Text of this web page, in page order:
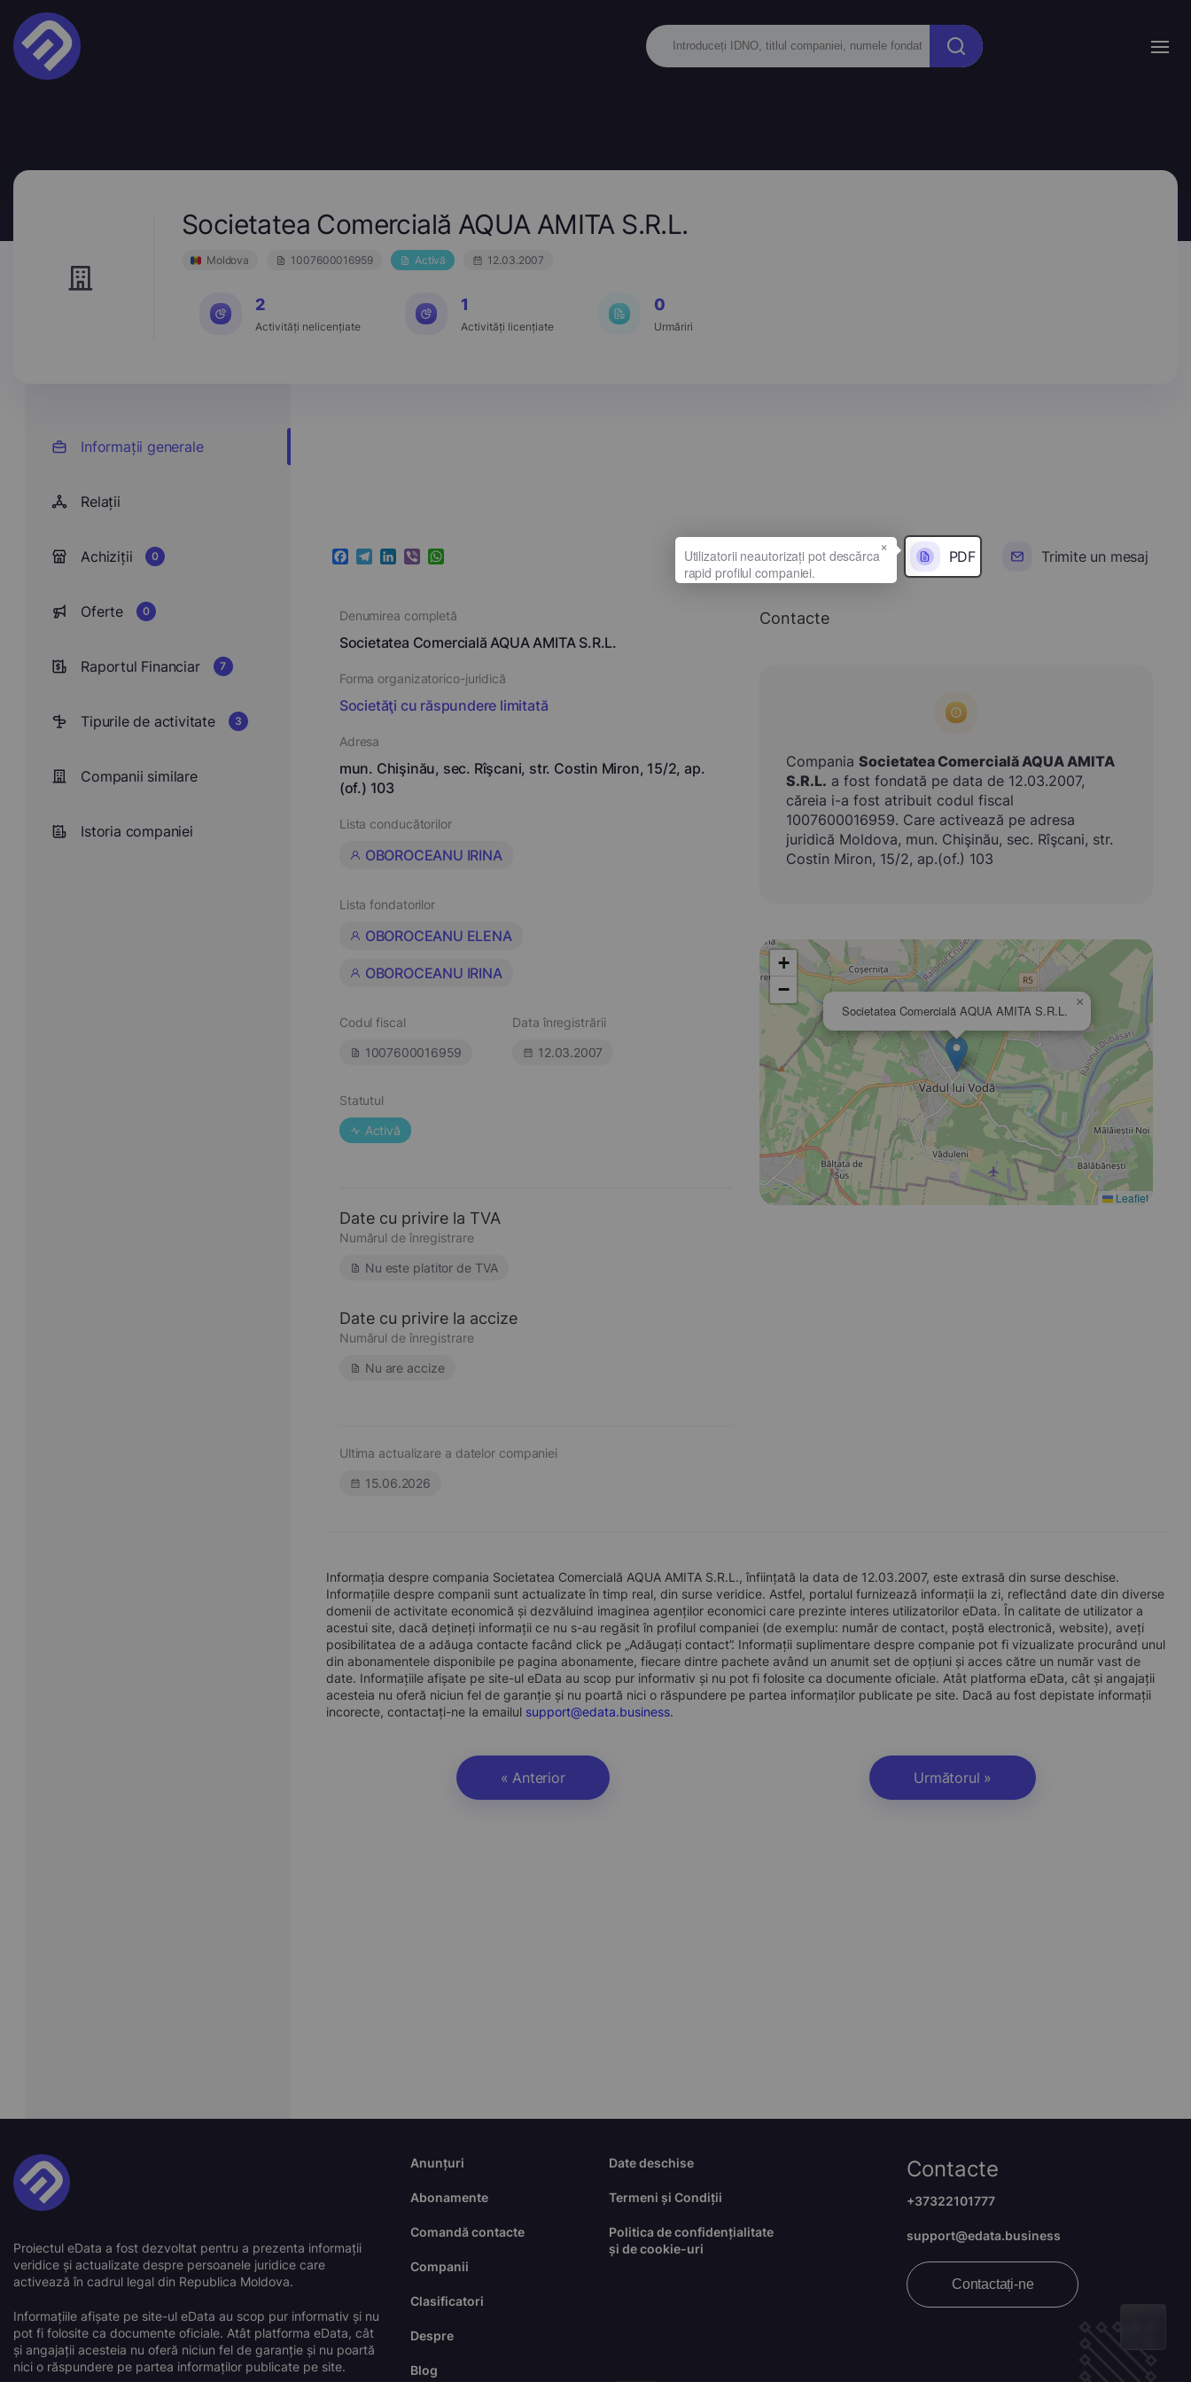
Societatea Comercială AQUA AMITA S.R.L.
Moldova 1007600016959 Activă 12.03.2007
2
Activități nelicențiate
1
Activități licențiate
0
Urmăriri
Informații generale
Relații
Achiziții 0
Oferte 0
Raportul Financiar 7
Tipurile de activitate 3
Companii similare
Istoria companiei
Facebook
Telegram
LinkedIn
ViberWhatsApp PDF Trimite un mesaj
Denumirea completă
Societatea Comercială AQUA AMITA S.R.L.
Forma organizatorico-juridică
Societăţi cu răspundere limitată
Adresa
mun. Chişinău, sec. Rîşcani, str. Costin Miron, 15/2, ap.
(of.) 103
Lista conducătorilor
OBOROCEANU IRINA
Lista fondatorilor
OBOROCEANU ELENA
OBOROCEANU IRINA
Codul fiscal
1007600016959
Data înregistrării
12.03.2007
Statutul
Activă
Date cu privire la TVA
Numărul de înregistrare
Nu este platitor de TVA
Date cu privire la accize
Numărul de înregistrare
Nu are accize
Ultima actualizare a datelor companiei
15.06.2026
Contacte
Compania Societatea Comercială AQUA AMITA
S.R.L. a fost fondată pe data de 12.03.2007,
căreia i-a fost atribuit codul fiscal
1007600016959. Care activează pe adresa
juridică Moldova, mun. Chişinău, sec. Rîşcani, str.
Costin Miron, 15/2, ap.(of.) 103
Societatea Comercială AQUA AMITA S.R.L.
×
+
−
Leaflet
Informația despre compania Societatea Comercială AQUA AMITA S.R.L., înființată la data de 12.03.2007, este extrasă din surse deschise.
Informațiile despre companii sunt actualizate în timp real, din surse veridice. Astfel, portalul furnizează informații la zi, reflectând date din diverse
domenii de activitate economică și dezvăluind imaginea agenților economici care prezinte interes utilizatorilor eData. În calitate de utilizator a
acestui site, dacă dețineți informații ce nu s-au regăsit în profilul companiei (de exemplu: număr de contact, poștă electronică, website), aveți
posibilitatea de a adăuga contacte facând click pe „Adăugați contact”. Informații suplimentare despre companie pot fi vizualizate procurând unul
din abonamentele disponibile pe pagina abonamente, fiecare dintre pachete având un anumit set de opțiuni și acces către un număr vast de
date. Informațiile afișate pe site-ul eData au scop pur informativ și nu pot fi folosite ca documente oficiale. Atât platforma eData, cât și angajații
acesteia nu oferă niciun fel de garanție și nu poartă nici o răspundere pe partea informaților publicate pe site. Dacă au fost depistate informații
incorecte, contactați-ne la emailul support@edata.business.
« Anterior Următorul »
Proiectul eData a fost dezvoltat pentru a prezenta informații
veridice și actualizate despre persoanele juridice care
activează în cadrul legal din Republica Moldova.
Informațiile afișate pe site-ul eData au scop pur informativ și nu
pot fi folosite ca documente oficiale. Atât platforma eData, cât
și angajații acesteia nu oferă niciun fel de garanție și nu poartă
nici o răspundere pe partea informaților publicate pe site.
Anunțuri
Abonamente
Comandă contacte
Companii
Clasificatori
Despre
Blog
Date deschise
Termeni și Condiții
Politica de confidențialitate
și de cookie-uri
Contacte
+37322101777
support@edata.business
Contactați-ne
×